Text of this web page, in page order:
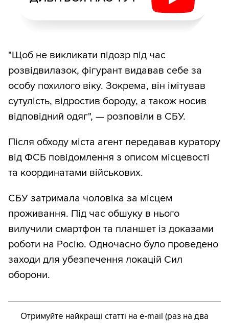
"Щоб не викликати підозр під час
розвідвилазок, фігурант видавав себе за
особу похилого віку. Зокрема, він імітував
сутулість, відростив бороду, а також носив
відповідний одяг", — розповіли в СБУ.
Після обходу міста агент передавав куратору
від ФСБ повідомлення з описом місцевості
та координатами військових.
СБУ затримала чоловіка за місцем
проживання. Під час обшуку в нього
вилучили смартфон та планшет із доказами
роботи на Росію. Одночасно було проведено
заходи для убезпечення локацій Сил
оборони.
Отримуйте найкращі статті на e-mail (раз на два